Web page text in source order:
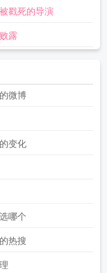
戳死的导演
露
微博
变化
哪个
热搜